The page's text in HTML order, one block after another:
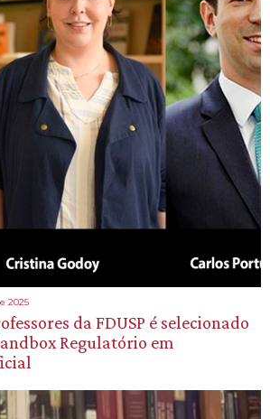
2025
da FDUSP é selecionado
Regulatório em